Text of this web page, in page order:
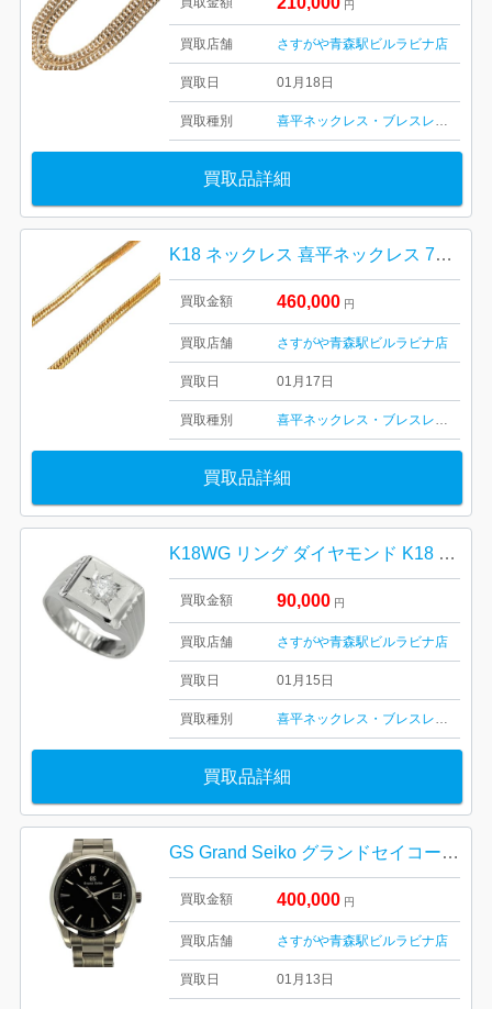
円
買取店舗 さすがや青森駅ビルラビナ店
買取日 01月18日
買取種別 喜平ネックレス・ブレスレット
買取品詳細
K18 ネックレス 喜平ネックレス 750 18金
買取金額 460,000 円
買取店舗 さすがや青森駅ビルラビナ店
買取日 01月17日
買取種別 喜平ネックレス・ブレスレット
買取品詳細
K18WG リング ダイヤモンド K18 ゴールド ホワイトゴールド 750 パラジウム 18金
買取金額 90,000 円
買取店舗 さすがや青森駅ビルラビナ店
買取日 01月15日
買取種別 喜平ネックレス・ブレスレット
買取品詳細
GS Grand Seiko グランドセイコー クオーツ スタンダード 黒文字盤 SBGX261
買取金額 400,000 円
買取店舗 さすがや青森駅ビルラビナ店
買取日 01月13日